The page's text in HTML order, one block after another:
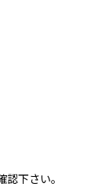
下さい。